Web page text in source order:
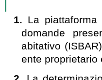
1. La
domande
abitativo
ente proprietario